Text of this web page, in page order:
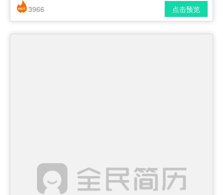
简历风格： 时尚 / 简洁 / 应届生
点击预览
3966